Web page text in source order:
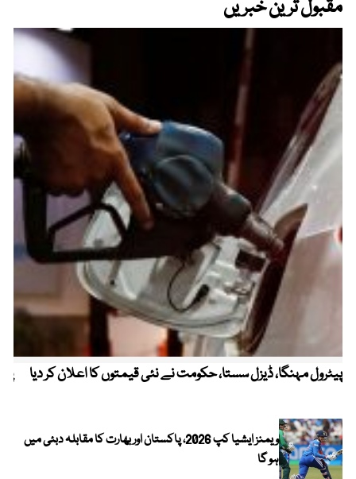
مقبول ترین خبریں
پیٹرول مہنگا، ڈیزل سستا، حکومت نے نئی قیمتوں کا اعلان کر دیا
ویمنز ایشیا کپ 2026، پاکستان اور بھارت کا مقابلہ دبئی میں
ہو گا